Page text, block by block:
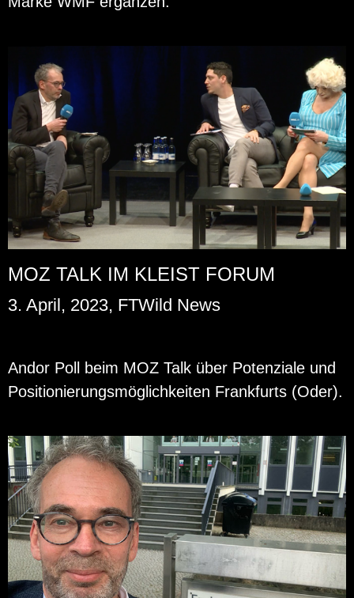
MOZ TALK IM KLEIST FORUM
3. April, 2023, FTWild News
Andor Poll beim MOZ Talk über Po­ten­zia­le und
Po­si­tio­nie­rungs­mög­lich­kei­ten Frank­furts (Oder).